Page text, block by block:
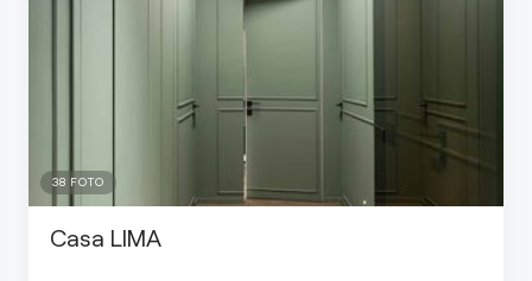
38 FOTO
Casa LIMA